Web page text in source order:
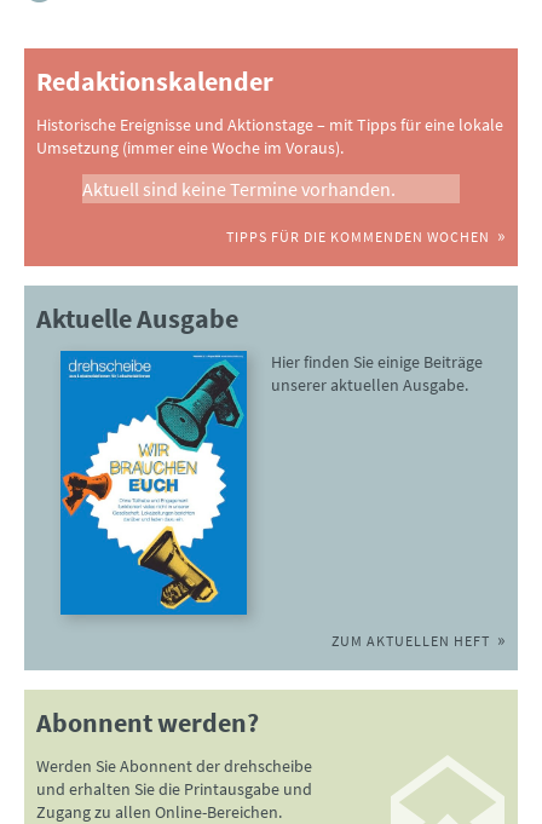
Redaktionskalender
Historische Ereignisse und Aktionstage – mit Tipps für eine lokale
Umsetzung (immer eine Woche im Voraus).
Aktuell sind keine Termine vorhanden.
TIPPS FÜR DIE KOMMENDEN WOCHEN
Aktuelle Ausgabe
Hier finden Sie einige Beiträge
unserer aktuellen Ausgabe.
ZUM AKTUELLEN HEFT
Abonnent werden?
Werden Sie Abonnent der drehscheibe
und erhalten Sie die Printausgabe und
Zugang zu allen Online-Bereichen.